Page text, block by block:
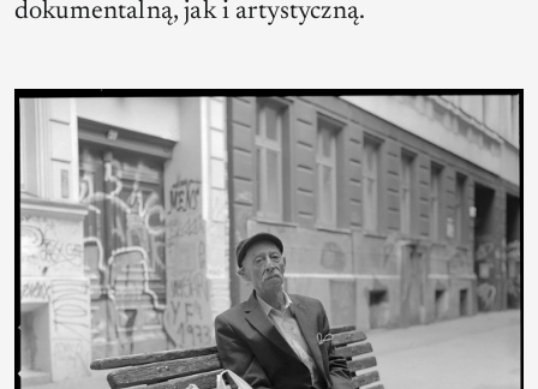
dokumentalną, jak i artystyczną.